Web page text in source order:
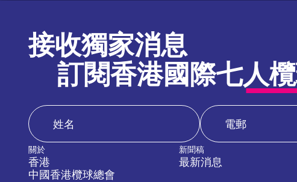
接收獨家消息
訂閱香港國際七人
關於
香港
中國香港欖球總會
新聞稿
最新消息